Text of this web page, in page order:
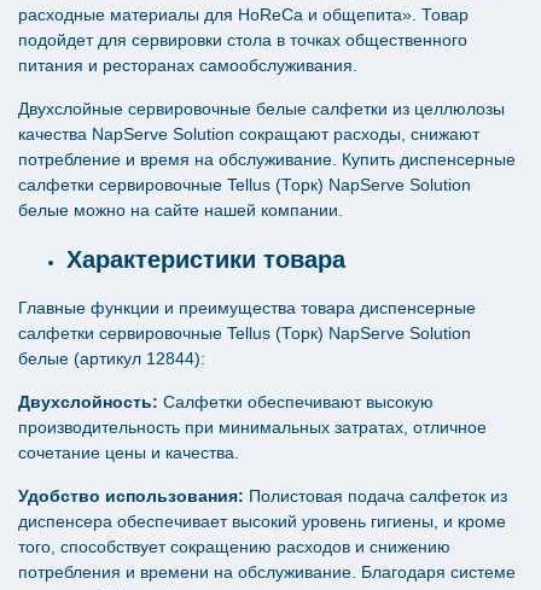
расходные материалы для HoReCa и общепита». Товар
подойдет для сервировки стола в точках общественного
питания и ресторанах самообслуживания.
Двухслойные сервировочные белые салфетки из целлюлозы
качества NapServe Solution сокращают расходы, снижают
потребление и время на обслуживание. Купить диспенсерные
салфетки сервировочные Tellus (Торк) NapServe Solution
белые можно на сайте нашей компании.
Характеристики товара
Главные функции и преимущества товара диспенсерные
салфетки сервировочные Tellus (Торк) NapServe Solution
белые (артикул 12844):
Двухслойность: Салфетки обеспечивают высокую
производительность при минимальных затратах, отличное
сочетание цены и качества.
Удобство использования: Полистовая подача салфеток из
диспенсера обеспечивает высокий уровень гигиены, и кроме
того, способствует сокращению расходов и снижению
потребления и времени на обслуживание. Благодаря системе